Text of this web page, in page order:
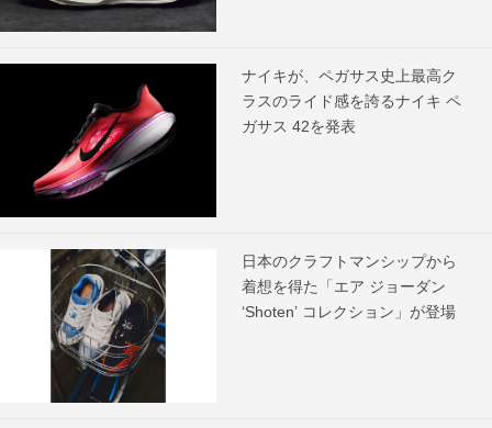
ナイキが、ペガサス史上最高ク
ラスのライド感を誇るナイキ ペ
ガサス 42を発表
日本のクラフトマンシップから
着想を得た「エア ジョーダン
‘Shoten’ コレクション」が登場